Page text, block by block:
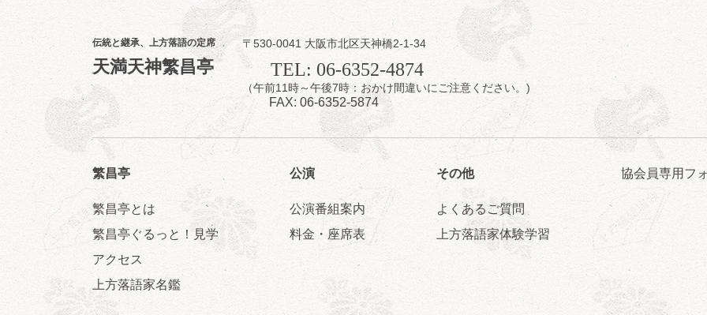
夜 8月 7日（金）
噺家が落語と芝居をしてみる会
桂米之助／桂団治郎／桂弥太郎／桂米舞／是常祐美
開演：午後6時30分（6時開場）全席指定
前売3,500円 当日4,000円
お問合せ：米朝事務所 06-6365-8281（平日10時～18時）
★菟道亭配信あり 配信の購入はこちらをクリック
第2回 智之介・力造 二人会
伝統と継承、上方落語の定席
天満天神繁昌亭
〒530-0041 大阪市北区天神橋2-1-34
TEL: 06-6352-4874
（午前11時～午後7時：おかけ間違いにご注意ください。)
FAX: 06-6352-5874
繁昌亭
繁昌亭とは
繁昌亭ぐるっと！見学
アクセス
上方落語家名鑑
公演
公演番組案内
料金・座席表
その他
よくあるご質問
上方落語家体験学習
協会員専用フ